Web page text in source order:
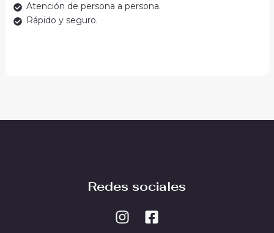
Atención de persona a persona.
Rápido y seguro.
Redes sociales